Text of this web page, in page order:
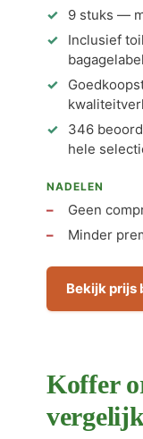
9 stuks —
Inclusief
bagagelabel
346
hele
NADELEN
Geen
Minder
Bekijk prijs
Koffer